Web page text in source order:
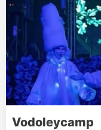
Vodoleycamp